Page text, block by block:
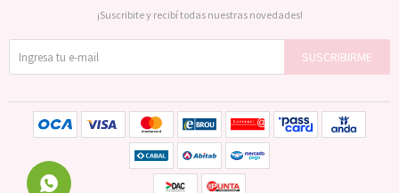
¡Suscribite y recibí todas nuestras novedades!
SUSCRIBIRME